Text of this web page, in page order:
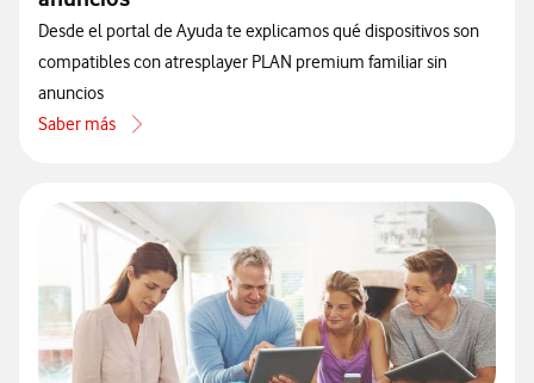
Desde el portal de Ayuda te explicamos qué dispositivos son
compatibles con atresplayer PLAN premium familiar sin
anuncios
Saber más
acerca de Qué dispositivos son compatibles con atresplayer PLAN